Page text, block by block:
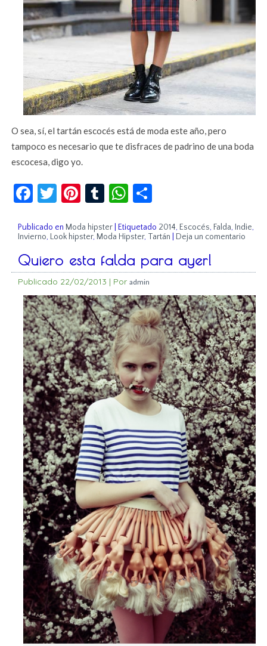
O sea, sí, el tartán escocés está de moda este año, pero
tampoco es necesario que te disfraces de padrino de una boda
escocesa, digo yo.
Facebook
Twitter
Pinterest
TumblrWhatsApp
Publicado en Moda hipster Etiquetado 2014, Escocés, Falda, Indie,
Invierno, Look hipster, Moda Hipster, Tartán Deja un comentario
Quiero esta falda para ayer!
Publicado 22/02/2013 | Por admin